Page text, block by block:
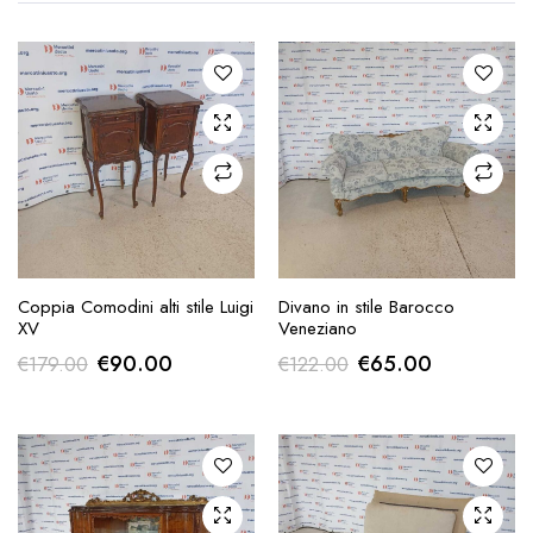
RICHIESTA
Coppia Comodini alti stile Luigi
XV
€179.00 Il
originale
era:
€179.00.
€90.00Il
attuale
è:
€90.00.
RICHIESTA
Divano in stile Barocco
Veneziano
€122.00 Il
originale
era:
€122.00.
€65.00Il
attuale
è:
€65.00.